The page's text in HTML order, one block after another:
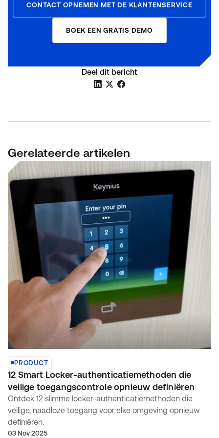
CONTACT OPNEMEN MET DE KLANTENSERVICE
BOEK EEN GRATIS DEMO
Deel dit bericht
Gerelateerde artikelen
PRODUCT
12 Smart Locker-authenticatiemethoden die
veilige toegangscontrole opnieuw definiëren
Ontdek 12 slimme locker-authenticatiemethoden die
veilige, naadloze toegang voor elke omgeving opnieuw
definiëren.
03 Nov 2025